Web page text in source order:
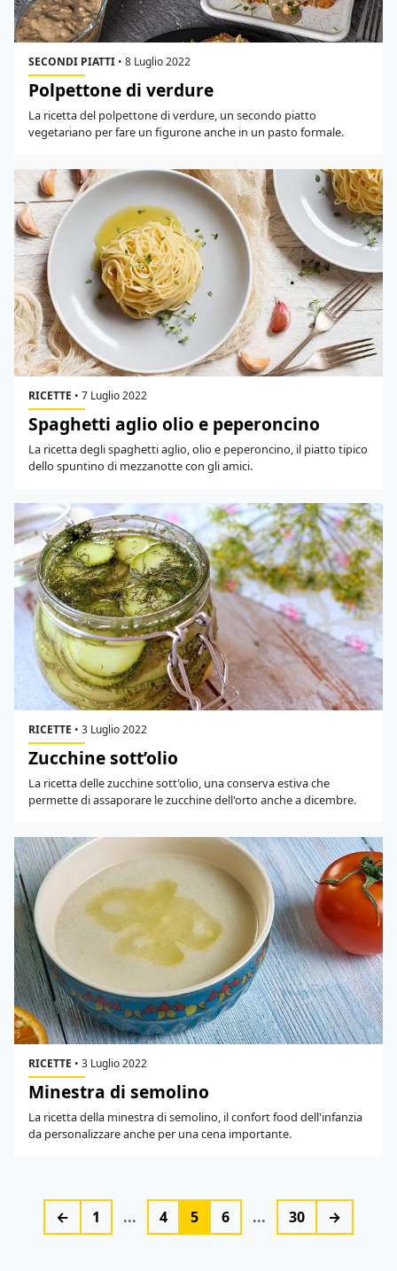
SECONDI PIATTI • 8 Luglio 2022
Polpettone di verdure
La ricetta del polpettone di verdure, un secondo piatto
vegetariano per fare un figurone anche in un pasto formale.
RICETTE • 7 Luglio 2022
Spaghetti aglio olio e peperoncino
La ricetta degli spaghetti aglio, olio e peperoncino, il piatto tipico
dello spuntino di mezzanotte con gli amici.
RICETTE • 3 Luglio 2022
Zucchine sott’olio
La ricetta delle zucchine sott'olio, una conserva estiva che
permette di assaporare le zucchine dell'orto anche a dicembre.
RICETTE • 3 Luglio 2022
Minestra di semolino
La ricetta della minestra di semolino, il confort food dell'infanzia
da personalizzare anche per una cena importante.
← 1 ... 4 5 6 ... 30 →